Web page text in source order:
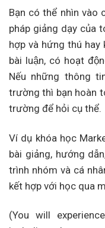
Bạn có thể nhìn vào
pháp giảng dạy của
hợp và hứng thú hay
bài luận, có hoạt
Nếu những thông
trường thì bạn hoàn
trường để hỏi cụ thể.
Ví dụ khóa học
bài giảng, hướng
trình nhóm và cá
kết hợp với học qua
(You will